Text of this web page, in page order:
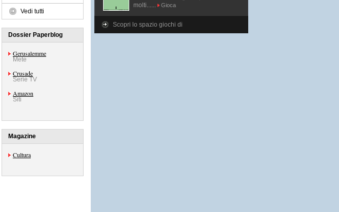
Vedi tutti
Dossier Paperblog
Gerusalemme
Mete
Crusade
Serie TV
Amazon
Siti
Magazine
Cultura
molti......
Gioca
Scopri lo spazio giochi di